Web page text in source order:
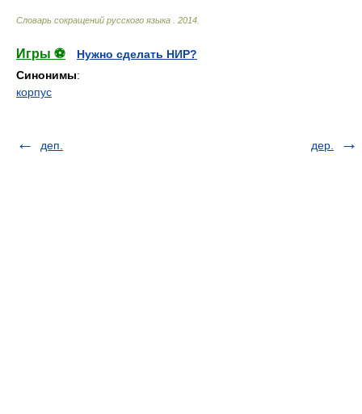
Словарь сокращений русского языка 2014
Игры ⚽
Нужно сделать НИР?
Синонимы:
корпус
деп. дер.